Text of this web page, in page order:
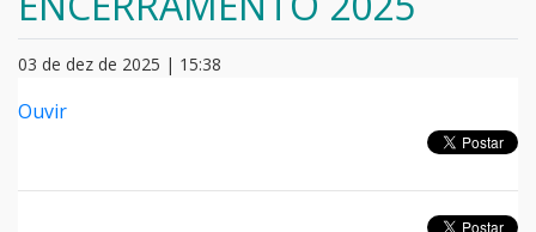
03 de dez de 2025 | 15:38
Ouvir